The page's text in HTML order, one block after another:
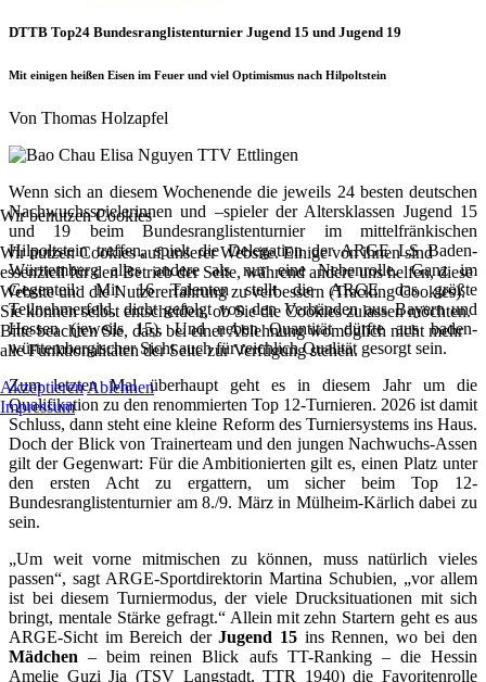
DTTB Top24 Bundesranglistenturnier Jugend 15 und Jugend 19
Mit einigen heißen Eisen im Feuer und viel Optimismus nach Hilpoltstein
Von Thomas Holzapfel
Wenn sich an diesem Wochenende die jeweils 24 besten deutschen
Nachwuchsspielerinnen und –spieler der Altersklassen Jugend 15
und 19 beim Bundesranglistenturnier im mittelfränkischen
Hilpoltstein treffen, spielt die Delegation der ARGE LS Baden-
Württemberg alles andere als nur eine Nebenrolle. Ganz im
Gegenteil: Mit 16 Talenten stellt die ARGE das größte
Teilnehmerfeld, dicht gefolgt von den Verbänden aus Bayern und
Hessen (jeweils 15). Und neben Quantität dürfte aus baden-
württembergischer Sicht auch für reichlich Qualität gesorgt sein.
Zum letzten Mal überhaupt geht es in diesem Jahr um die
Qualifikation zu den renommierten Top 12-Turnieren. 2026 ist damit
Schluss, dann steht eine kleine Reform des Turniersystems ins Haus.
Doch der Blick von Trainerteam und den jungen Nachwuchs-Assen
gilt der Gegenwart: Für die Ambitionierten gilt es, einen Platz unter
den ersten Acht zu ergattern, um sicher beim Top 12-
Bundesranglistenturnier am 8./9. März in Mülheim-Kärlich dabei zu
sein.
„Um weit vorne mitmischen zu können, muss natürlich vieles
passen“, sagt ARGE-Sportdirektorin Martina Schubien, „vor allem
ist bei diesem Turniermodus, der viele Drucksituationen mit sich
bringt, mentale Stärke gefragt.“ Allein mit zehn Startern geht es aus
ARGE-Sicht im Bereich derJugend 15 ins Rennen, wo bei den
Mädchen – beim reinen Blick aufs TT-Ranking – die Hessin
Amelie Guzi Jia (TSV Langstadt, TTR 1940) die Favoritenrolle
Wir benutzen Cookies
Wir nutzen Cookies auf unserer Website. Einige von ihnen sind
essenziell für den Betrieb der Seite, während andere uns helfen, diese
Website und die Nutzererfahrung zu verbessern (Tracking Cookies).
Sie können selbst entscheiden, ob Sie die Cookies zulassen möchten.
Bitte beachten Sie, dass bei einer Ablehnung womöglich nicht mehr
alle Funktionalitäten der Seite zur Verfügung stehen.
AkzeptierenAblehnen
Impressum